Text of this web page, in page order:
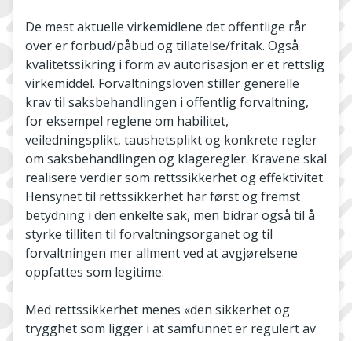
De mest aktuelle virkemidlene det offentlige rår
over er forbud/påbud og tillatelse/fritak. Også
kvalitetssikring i form av autorisasjon er et rettslig
virkemiddel. Forvaltningsloven stiller generelle
krav til saksbehandlingen i offentlig forvaltning,
for eksempel reglene om habilitet,
veiledningsplikt, taushetsplikt og konkrete regler
om saksbehandlingen og klageregler. Kravene skal
realisere verdier som rettssikkerhet og effektivitet.
Hensynet til rettssikkerhet har først og fremst
betydning i den enkelte sak, men bidrar også til å
styrke tilliten til forvaltningsorganet og til
forvaltningen mer allment ved at avgjørelsene
oppfattes som legitime.
Med rettssikkerhet menes «den sikkerhet og
trygghet som ligger i at samfunnet er regulert av